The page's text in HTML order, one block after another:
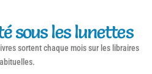
sous les lunettes
sortent chaque mois sur les libraires